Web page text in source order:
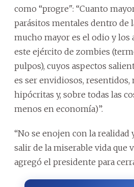
como “progre": “Cuanto
parásitos mentales dentro de
mucho mayor es el odio y los
este ejército de zombies
pulpos), cuyos aspectos
es ser envidiosos, resentidos,
hipócritas y, sobre todas las
menos en economía)”.
“No se enojen con la realidad
salir de la miserable vida que
agregó el presidente para